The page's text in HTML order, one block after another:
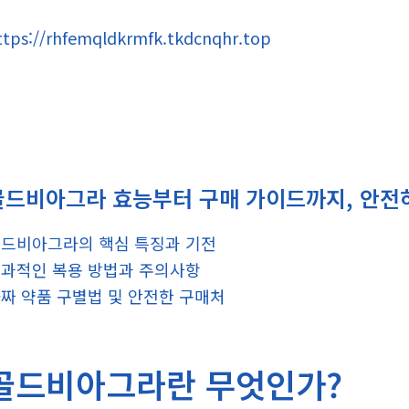
rhfemqldkrmfk.tkdcnqhr.top
비아그라 효능부터 구매 가이드까지, 안
비아그라의 핵심 특징과 기전
적인 복용 방법과 주의사항
약품 구별법 및 안전한 구매처
드비아그라란 무엇인가?